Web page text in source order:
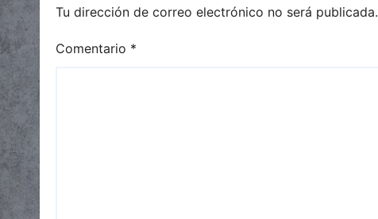
Tu dirección de correo electrónico no será publicada.
Comentario *